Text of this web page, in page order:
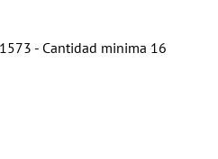
- Cantidad minima 16